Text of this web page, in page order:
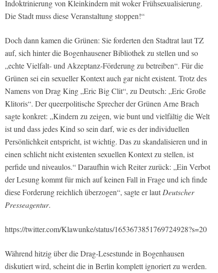
Indoktrinierung von Kleinkindern mit woker Frühsexualisierung.
Die Stadt muss diese Veranstaltung stoppen!“
Doch dann kamen die Grünen: Sie forderten den Stadtrat laut TZ
auf, sich hinter die Bogenhausener Bibliothek zu stellen und so
„echte Vielfalt- und Akzeptanz-Förderung zu betreiben“. Für die
Grünen sei ein sexueller Kontext auch gar nicht existent. Trotz des
Namens von Drag King „Eric Big Clit“, zu Deutsch: „Eric Große
Klitoris“. Der queerpolitische Sprecher der Grünen Arne Brach
sagte konkret: „Kindern zu zeigen, wie bunt und vielfältig die Welt
ist und dass jedes Kind so sein darf, wie es der individuellen
Persönlichkeit entspricht, ist wichtig. Das zu skandalisieren und in
einen schlicht nicht existenten sexuellen Kontext zu stellen, ist
perfide und niveaulos.“ Daraufhin wich Reiter zurück: „Ein Verbot
der Lesung kommt für mich auf keinen Fall in Frage und ich finde
diese Forderung reichlich überzogen“, sagte er lautDeutscher
Presseagentur.
https://twitter.com/Klawunke/status/1653673851769724928?s=20
Während hitzig über die Drag-Lesestunde in Bogenhausen
diskutiert wird, scheint die in Berlin komplett ignoriert zu werden.